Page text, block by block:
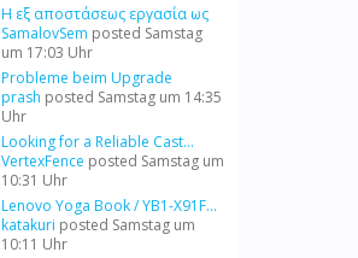
Η εξ αποστάσεως εργασία ως
SamalovSem posted Samstag
um 17:03 Uhr
Probleme beim Upgrade
prash posted Samstag um 14:35
Uhr
Looking for a Reliable Cast...
VertexFence posted Samstag um
10:31 Uhr
Lenovo Yoga Book / YB1-X91F...
katakuri posted Samstag um
10:11 Uhr